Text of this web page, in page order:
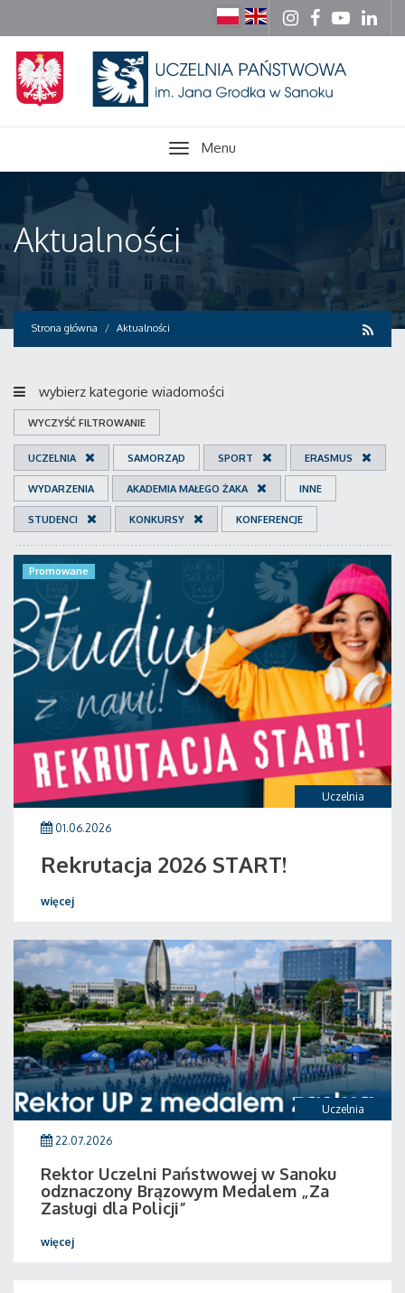
Menu
Aktualności
Strona główna Aktualności
wybierz kategorie wiadomości
WYCZYŚĆ FILTROWANIE
UCZELNIA SAMORZĄD SPORT ERASMUS
WYDARZENIA AKADEMIA MAŁEGO ŻAKA INNE
STUDENCI KONKURSY KONFERENCJE
Uczelnia
Promowane
01.06.2026
Rekrutacja 2026 START!
więcej
Uczelnia
22.07.2026
Rektor Uczelni Państwowej w Sanoku
odznaczony Brązowym Medalem „Za
Zasługi dla Policji”
więcej